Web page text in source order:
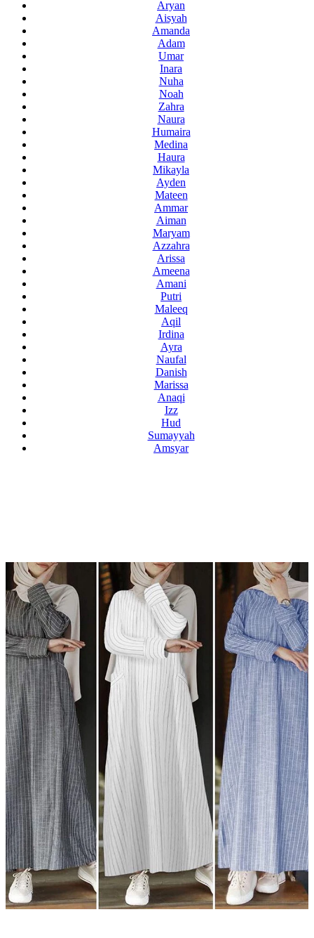
Aryan
Aisyah
Amanda
Adam
Umar
Inara
Nuha
Noah
Zahra
Naura
Humaira
Medina
Haura
Mikayla
Ayden
Mateen
Ammar
Aiman
Maryam
Azzahra
Arissa
Ameena
Amani
Putri
Maleeq
Aqil
Irdina
Ayra
Naufal
Danish
Marissa
Anaqi
Izz
Hud
Sumayyah
Amsyar